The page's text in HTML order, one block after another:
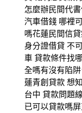
怎麼辦民間代
汽車借錢 哪裡
嗎花蓮民間信貸
身分證借貸 不
車 貸款條件找
全嗎有沒有陷
蓮青創貸款 想
台中 貸款問題
已可以貸款嗎